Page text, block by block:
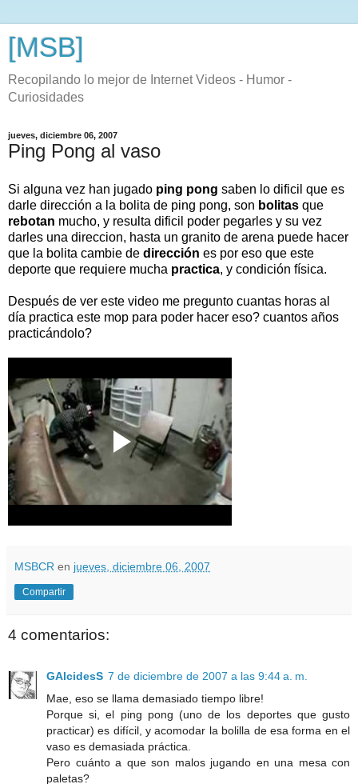
[MSB]
Recopilando lo mejor de Internet Videos - Humor -
Curiosidades
jueves, diciembre 06, 2007
Ping Pong al vaso
Si alguna vez han jugado ping pong saben lo dificil que es
darle dirección a la bolita de ping pong, son bolitas que
rebotan mucho, y resulta dificil poder pegarles y su vez
darles una direccion, hasta un granito de arena puede hacer
que la bolita cambie de dirección es por eso que este
deporte que requiere mucha practica, y condición física.
Después de ver este video me pregunto cuantas horas al
día practica este mop para poder hacer eso? cuantos años
practicándolo?
MSBCR en jueves, diciembre 06, 2007
Compartir
4 comentarios:
GAlcidesS 7 de diciembre de 2007 a las 9:44 a. m.
Mae, eso se llama demasiado tiempo libre!
Porque si, el ping pong (uno de los deportes que gusto
practicar) es difícil, y acomodar la bolilla de esa forma en el
vaso es demasiada práctica.
Pero cuánto a que son malos jugando en una mesa con
paletas?